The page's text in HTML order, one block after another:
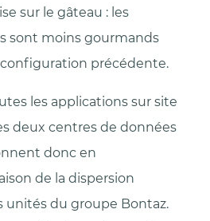
sur le gâteau : les
sont moins gourmands
précédente.
les applications sur site
deux centres de données
donc en
de la dispersion
unités du groupe Bontaz.